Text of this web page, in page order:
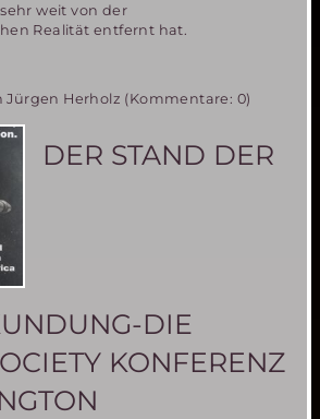
weit von der
Realität entfernt hat.
1000
Jürgen Herholz (Kommentare: 0)
DER STAND DER
DIE
KONFERENZ